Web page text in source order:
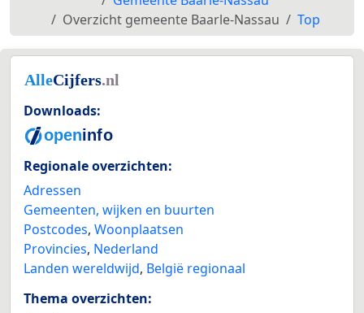
Overzicht gemeente Baarle-Nassau
Top
Downloads:
Regionale overzichten:
Adressen
Gemeenten, wijken en buurten
Postcodes, Woonplaatsen
Provincies, Nederland
Landen wereldwijd, België regionaal
Thema overzichten: